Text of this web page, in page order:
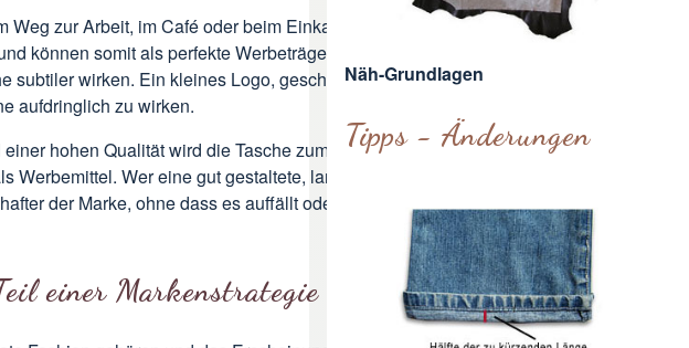
zur Arbeit, im Café oder beim Einkaufen. Als
können somit als perfekte Werbeträger fungieren. Doch
subtiler wirken. Ein kleines Logo, geschickt platziert, kann
aufdringlich zu wirken.
hohen Qualität wird die Tasche zum festen Bestandteil
Wer eine gut gestaltete, langlebige Tasche
der Marke, ohne dass es auffällt oder übermäßig
einer Markenstrategie
Näh-Grundlagen
Tipps - Änderungen